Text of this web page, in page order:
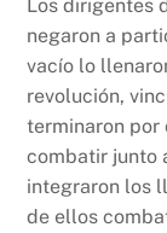
Los dirigentes
negaron a
vacío lo
revolución,
terminaron por
combatir junto
integraron los
de ellos